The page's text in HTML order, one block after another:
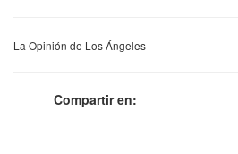
La Opinión de Los Ángeles
Compartir en: